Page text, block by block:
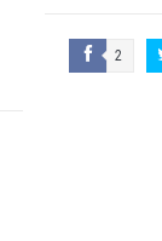
2